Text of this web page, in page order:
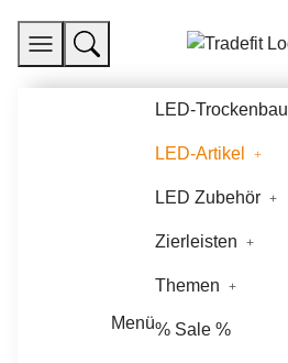
Menü
LED-Trockenbau
LED-Artikel
LED Zubehör
Zierleisten
Themen
% Sale %